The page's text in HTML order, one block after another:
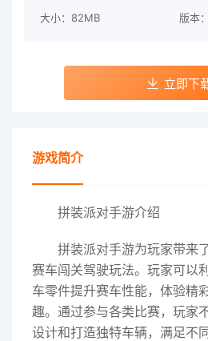
大小：82MB 版本
立即下
游戏简介
拼装派对手游介绍
拼装派对手游为玩家带来
赛车闯关驾驶玩法。玩家可以
车零件提升赛车性能，体验精
趣。通过参与各类比赛，玩家
设计和打造独特车辆，满足不